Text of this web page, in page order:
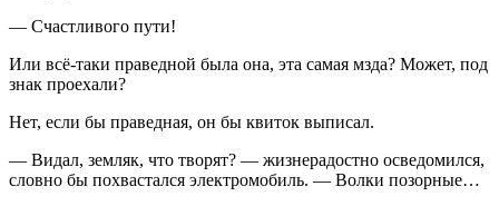
— Счастливого пути!
Или всё-таки праведной была она, эта самая мзда? Может, под
знак проехали?
Нет, если бы праведная, он бы квиток выписал.
— Видал, земляк, что творят? — жизнерадостно осведомился,
словно бы похвастался электромобиль. — Волки позорные…